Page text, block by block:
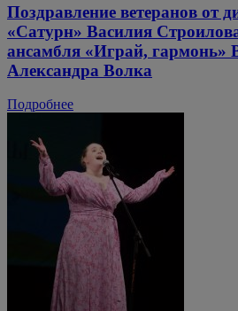
Поздравление ветеранов от
«Сатурн» Василия
ансамбля «Играй, гармонь»
Александра Волка
Подробнее